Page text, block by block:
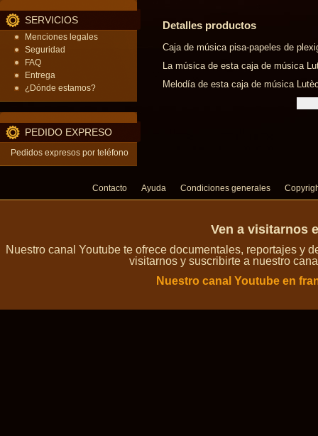
SERVICIOS
Menciones legales
Seguridad
FAQ
Entrega
¿Dónde estamos?
PEDIDO EXPRESO
Pedidos expresos por teléfono
Detalles productos
Caja de música pisa-papeles de
La música de esta caja de música
Melodía de esta caja de música
Contacto Ayuda Condiciones generales
Ven a visitarnos
Nuestro canal Youtube te ofrece documentales, reportajes y
visitarnos y suscribirte a nuestro
Nuestro canal Youtube en